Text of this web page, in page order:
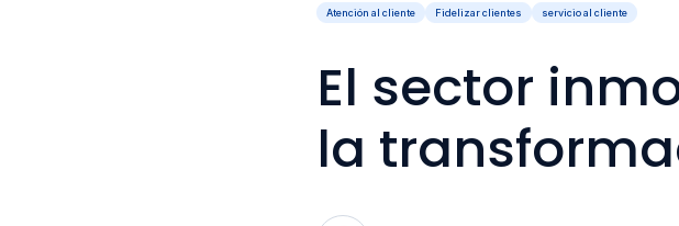
Atención al cliente Fidelizar clientes servicio al cliente
El sector
la